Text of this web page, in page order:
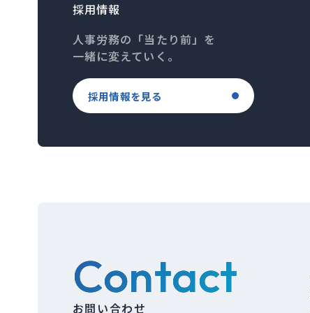
採用情報
人事労務の「当たり前」を
一緒に変えていく。
採用情報を見る
Contact
お問い合わせ